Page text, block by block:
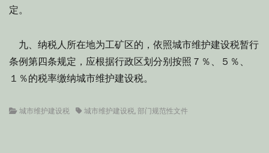
定。
九、纳税人所在地为工矿区的，依照城市维护建设税暂行
条例第四条规定，应根据行政区划分别按照７％、５％、
１％的税率缴纳城市维护建设税。
Categories
城市维护建设税 Tags城市维护建设税, 部门规范性文件